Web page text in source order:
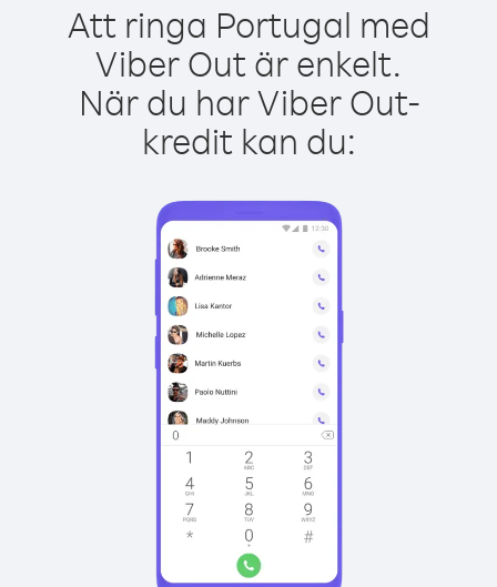
Att ringa Portugal med
Viber Out är enkelt.
När du har Viber Out-
kredit kan du: